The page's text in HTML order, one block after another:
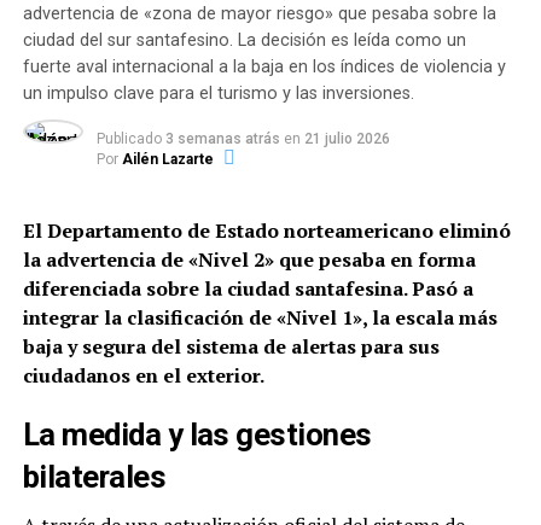
viven en un barrio privado o
country, ¿cómo nos las
imaginamos? ¿Cómo se
ven? Y si trabajan en la
recolección de residuos o
se encuentran
encarceladas, ¿qué color de
piel tendrían? Lejos de
tener un sistema de
segregación racial
legalizado, lo tenemos
completamente
naturalizado”, sostiene
advertencia de «zona de mayor riesgo» que pesaba sobre la
ciudad del sur santafesino. La decisión es leída como un
fuerte aval internacional a la baja en los índices de violencia y
un impulso clave para el turismo y las inversiones.
Publicado 3 semanas atrás en 21 julio 2026
Por Ailén Lazarte
El Departamento de Estado norteamericano eliminó
la advertencia de «Nivel 2» que pesaba en forma
diferenciada sobre la ciudad santafesina.Pasó a
integrar la clasificación de «Nivel 1», la escala más
baja y segura del sistema de alertas para sus
ciudadanos en el exterior.
La medida y las gestiones
bilaterales